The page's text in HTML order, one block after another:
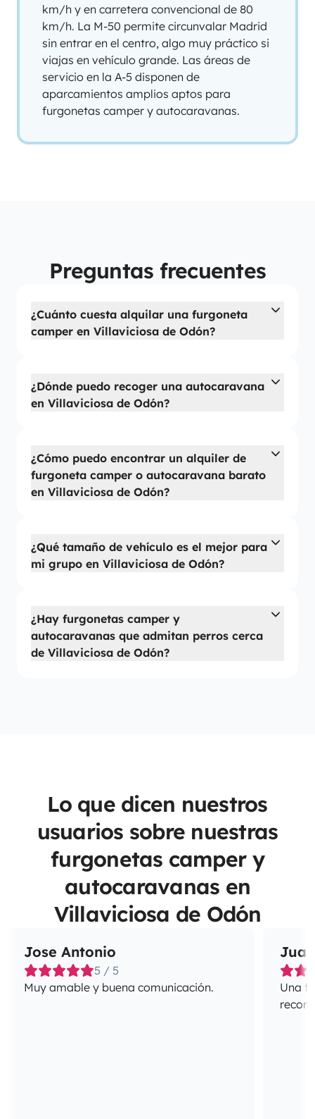
km/h y en carretera convencional de 80
km/h. La M-50 permite circunvalar Madrid
sin entrar en el centro, algo muy práctico si
viajas en vehículo grande. Las áreas de
servicio en la A-5 disponen de
aparcamientos amplios aptos para
furgonetas camper y autocaravanas.
Preguntas frecuentes
¿Cuánto cuesta alquilar una furgoneta
camper en Villaviciosa de Odón?
¿Dónde puedo recoger una autocaravana
en Villaviciosa de Odón?
¿Cómo puedo encontrar un alquiler de
furgoneta camper o autocaravana barato
en Villaviciosa de Odón?
¿Qué tamaño de vehículo es el mejor para
mi grupo en Villaviciosa de Odón?
¿Hay furgonetas camper y
autocaravanas que admitan perros cerca
de Villaviciosa de Odón?
Lo que dicen nuestros
usuarios sobre nuestras
furgonetas camper y
autocaravanas en
Villaviciosa de Odón
Jose Antonio
5 / 5
Muy amable y buena comunicación.
Una